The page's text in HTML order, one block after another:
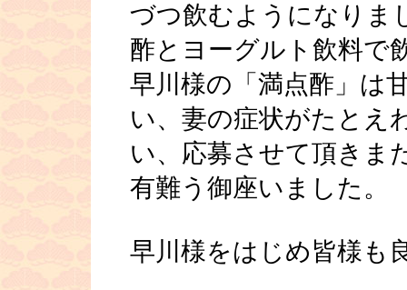
づつ飲むようになりま
酢とヨーグルト飲料で
早川様の「満点酢」は
い、妻の症状がたとえ
い、応募させて頂きま
有難う御座いました。
早川様をはじめ皆様も